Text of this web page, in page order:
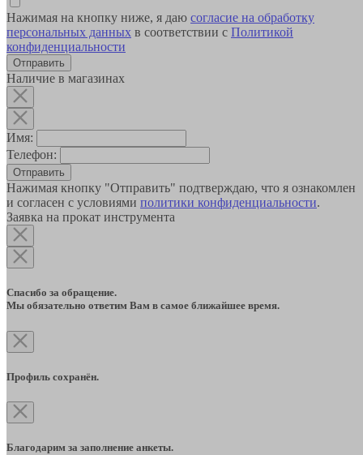
Нажимая на кнопку ниже, я даю согласие на обработку
персональных данных в соответствии с Политикой
конфиденциальности
Наличие в магазинах
Имя:
Телефон:
Отправить
Нажимая кнопку "Отправить" подтверждаю, что я ознакомлен
и согласен с условиями политики конфиденциальности.
Заявка на прокат инструмента
Спасибо за обращение.
Мы обязательно ответим Вам в самое ближайшее время.
Профиль сохранён.
Благодарим за заполнение анкеты.